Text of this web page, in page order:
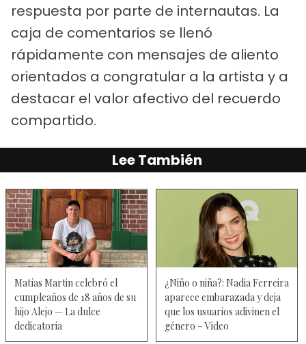
respuesta por parte de internautas. La
caja de comentarios se llenó
rápidamente con mensajes de aliento
orientados a congratular a la artista y a
destacar el valor afectivo del recuerdo
compartido.
Lee También
Matías Martin celebró el
cumpleaños de 18 años de su
hijo Alejo — La dulce
dedicatoria
¿Niño o niña?: Nadia Ferreira
aparece embarazada y deja
que los usuarios adivinen el
género – Video